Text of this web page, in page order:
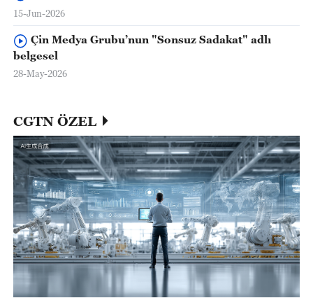
15-Jun-2026
Çin Medya Grubu’nun "Sonsuz Sadakat" adlı
belgesel
28-May-2026
CGTN ÖZEL